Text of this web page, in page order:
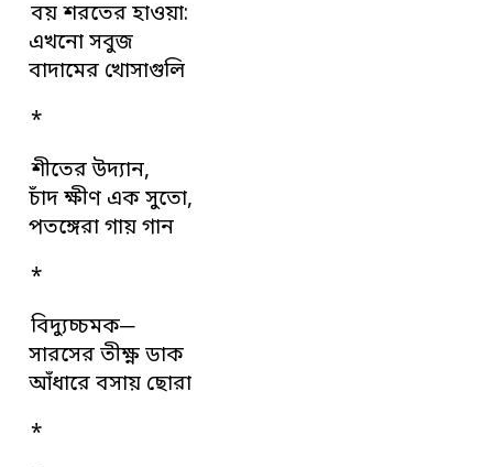
বয় শরতের হাওয়া:
এখনো সবুজ
বাদামের খোসাগুলি
*
শীতের উদ্যান,
চাঁদ ক্ষীণ এক সুতো,
পতঙ্গেরা গায় গান
*
বিদ্যুচ্চমক─
সারসের তীক্ষ্ণ ডাক
আঁধারে বসায় ছোরা
*